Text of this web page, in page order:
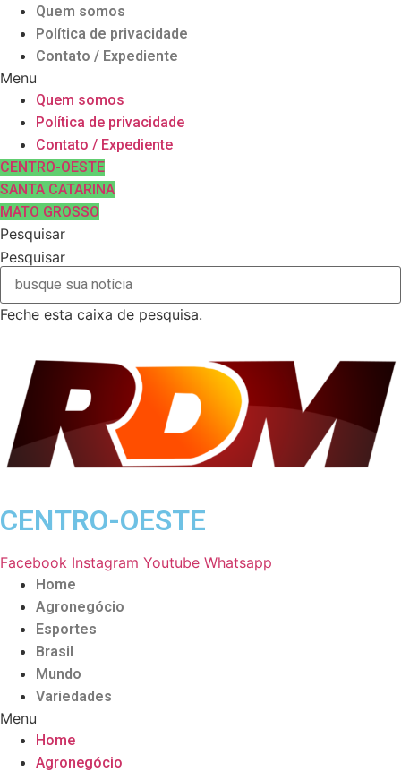
para
conteúdo
Quem somos
Política de privacidade
Contato / Expediente
Menu
Quem somos
Política de privacidade
Contato / Expediente
CENTRO-OESTE
SANTA CATARINA
MATO GROSSO
Pesquisar
Pesquisar
Feche esta caixa de pesquisa.
CENTRO-OESTE
Facebook Instagram Youtube Whatsapp
Home
Agronegócio
Esportes
Brasil
Mundo
Variedades
Menu
Home
Agronegócio